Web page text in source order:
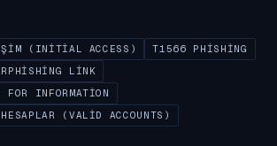
(INITIAL ACCESS)
T1566 PHISHING
LINK
INFORMATION
(VALID ACCOUNTS)